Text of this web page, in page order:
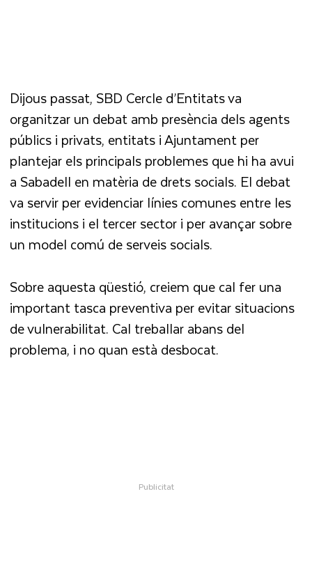
Dijous passat, SBD Cercle d’Entitats va
organitzar un debat amb presència dels agents
públics i privats, entitats i Ajuntament per
plantejar els principals problemes que hi ha avui
a Sabadell en matèria de drets socials. El debat
va servir per evidenciar línies comunes entre les
institucions i el tercer sector i per avançar sobre
un model comú de serveis socials.
Sobre aquesta qüestió, creiem que cal fer una
important tasca preventiva per evitar situacions
de vulnerabilitat. Cal treballar abans del
problema, i no quan està desbocat.